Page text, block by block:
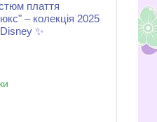
плаття
– колекція 2025
✨